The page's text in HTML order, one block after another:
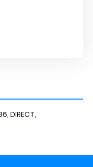
DIRECT,